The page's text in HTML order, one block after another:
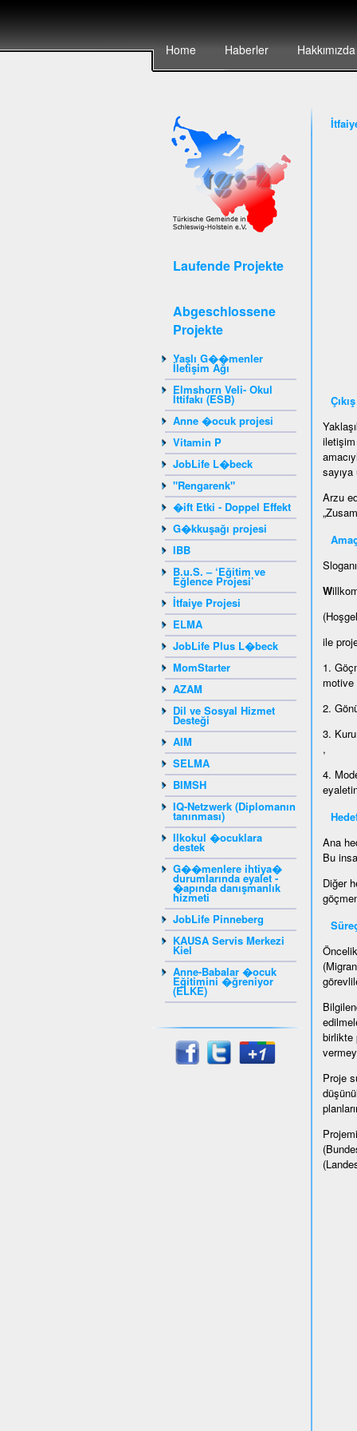
Home Haberler Hakkımızda
Laufende Projekte
Abgeschlossene
Projekte
Yaşlı G��menler
İletişim Ağı
Elmshorn Veli- Okul
İttifakı (ESB)
Anne �ocuk projesi
Vitamin P
JobLife L�beck
"Rengarenk"
�ift Etki - Doppel Effekt
G�kkuşağı projesi
IBB
B.u.S. – ‘Eğitim ve
Eğlence Projesi’
İtfaiye Projesi
ELMA
JobLife Plus L�beck
MomStarter
AZAM
Dil ve Sosyal Hizmet
Desteği
AIM
SELMA
BIMSH
IQ-Netzwerk (Diplomanın
tanınması)
Ilkokul �ocuklara
destek
G��menlere ihtiya�
durumlarında eyalet -
�apında danışmanlık
hizmeti
JobLife Pinneberg
KAUSA Servis Merkezi
Kiel
Anne-Babalar �ocuk
Eğitimini �ğreniyor
(ELKE)
iletişim
sayıya
Arzu
W
ile
1.
2.
3.
,
4.
Ana
Bu
Diğer
birlikte
Proje